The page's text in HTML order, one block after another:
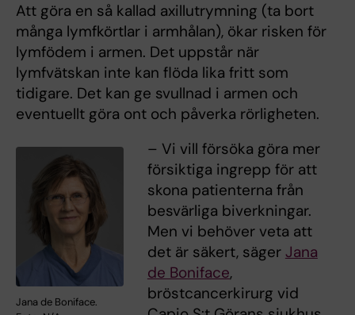
Att göra en så kallad axillutrymning (ta bort
många lymfkörtlar i armhålan), ökar risken för
lymfödem i armen. Det uppstår när
lymfvätskan inte kan flöda lika fritt som
tidigare. Det kan ge svullnad i armen och
eventuellt göra ont och påverka rörligheten.
Jana de Boniface.
– Vi vill försöka göra mer
försiktiga ingrepp för att
skona patienterna från
besvärliga biverkningar.
Men vi behöver veta att
det är säkert, säger Jana
de Boniface,
bröstcancerkirurg vid